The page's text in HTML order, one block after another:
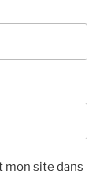
mon site dans